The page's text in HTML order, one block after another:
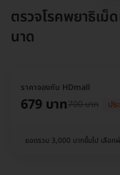
ตรวจโรคพยาธิเม็
นาด
ราคาจองกับ HDmall
679 บาท700 บาท ปร
ยอดรวม 3,000 บาทขึ้นไป เลือก